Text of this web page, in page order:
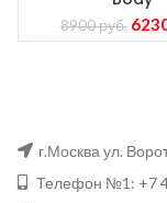
8900руб.
г.Москва ул.
Телефон №1: +7